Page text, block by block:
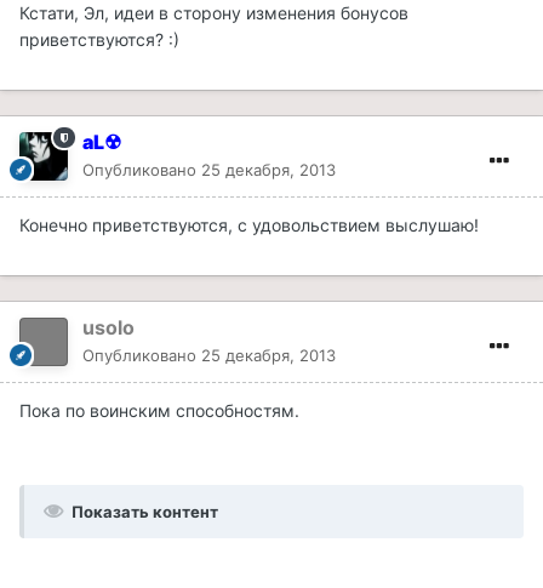
Кстати, Эл, идеи в сторону изменения бонусов
приветствуются? :)
aL☢
Опубликовано 25 декабря, 2013
Конечно приветствуются, с удовольствием выслушаю!
usolo
Опубликовано 25 декабря, 2013
Пока по воинским способностям.
Показать контент